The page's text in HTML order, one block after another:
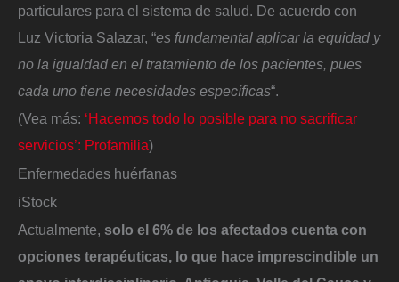
particulares para el sistema de salud. De acuerdo con
Luz Victoria Salazar, “es fundamental aplicar la equidad y
no la igualdad en el tratamiento de los pacientes, pues
cada uno tiene necesidades específicas“.
(Vea más: ‘Hacemos todo lo posible para no sacrificar
servicios’: Profamilia)
Enfermedades huérfanas
iStock
Actualmente, solo el 6% de los afectados cuenta con
opciones terapéuticas, lo que hace imprescindible un